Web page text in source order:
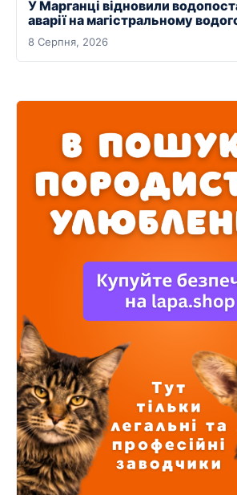
У Марганці відновили
аварії на магістральному
8 Серпня, 2026